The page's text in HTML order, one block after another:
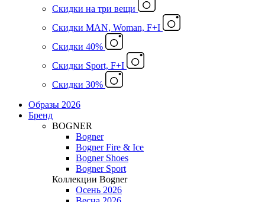
Cкидки на три вещи
Скидки MAN, Woman, F+I
Скидки 40%
Скидки Sport, F+I
Скидки 30%
Образы 2026
Бренд
BOGNER
Bogner
Bogner Fire & Ice
Bogner Shoes
Bogner Sport
Коллекции Bogner
Осень 2026